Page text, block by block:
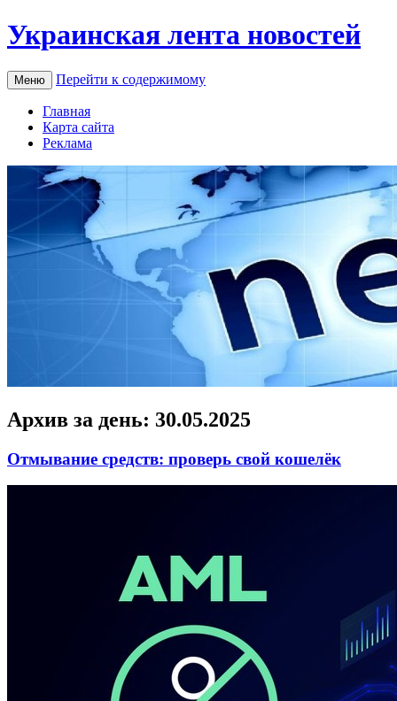
Украинская лента новостей
Меню Перейти к содержимому
Главная
Карта сайта
Реклама
Архив за день: 30.05.2025
Отмывание средств: проверь свой кошелёк